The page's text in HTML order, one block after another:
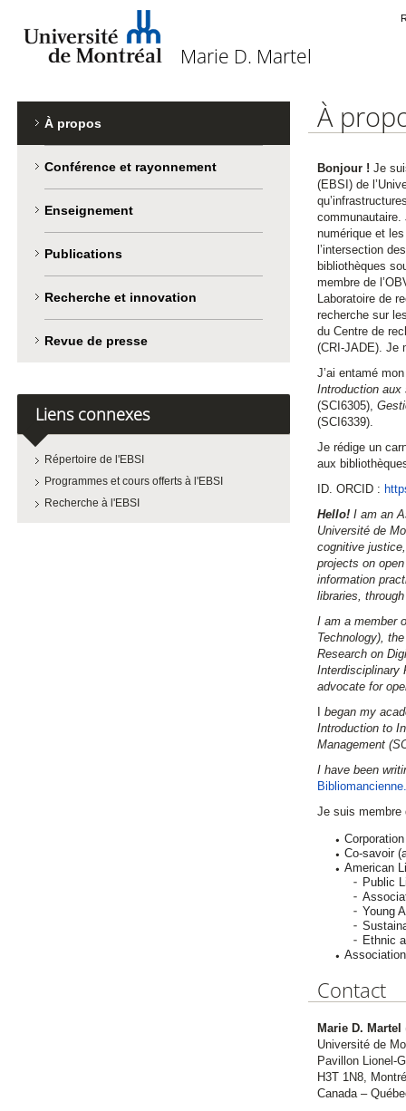
contenu
Marie D.
Martel
Université de Montréal
Marie D. Martel
Menu
de
navigation
À propos
Conférence et rayonnement
Enseignement
Publications
Recherche et innovation
Revue de presse
Liens connexes
Répertoire de l'EBSI
Programmes et cours offerts à l'EBSI
Recherche à l'EBSI
À
Bonjour ! Je
(EBSI) de
communautaire.
numérique et
l’intersection
bibliothèques
membre de
Laboratoire de
recherche sur
du Centre de
(CRI-JADE). Je
J’ai entamé
Introduction aux
(SCI6305),
(SCI6339).
Je rédige un
aux
ID. ORCID :
Hello!I am an
Université de
cognitive
projects on
information
libraries,
I am a member
Technology),
Research on
Interdisciplinary
advocate for
began my
Introduction to
Management
I have been
Bibliomancienne.
Je suis membre
Co-savoir
American
Public
Young
Ethnic
Contact
Marie D. Martel
Université de
Pavillon Lionel-
H3T 1N8,
Canada –